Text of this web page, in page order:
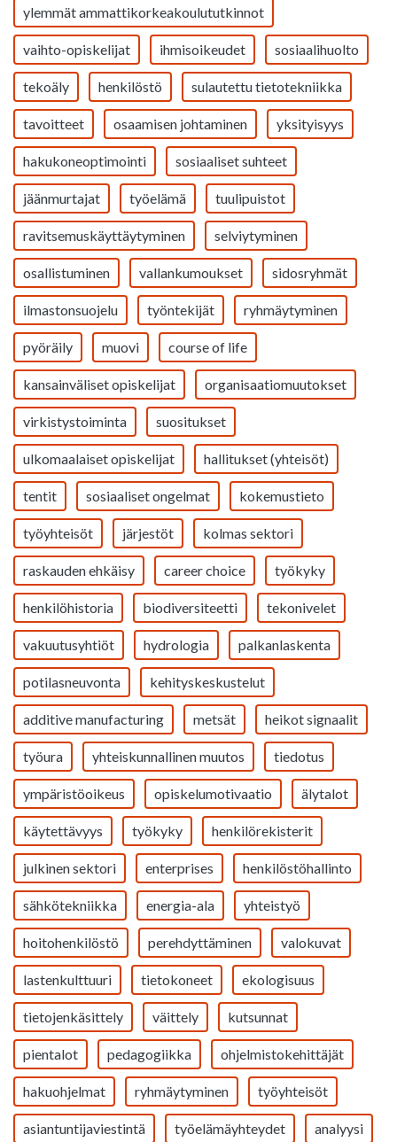
ylemmät ammattikorkeakoulututkinnot
vaihto-opiskelijat ihmisoikeudet sosiaalihuolto
tekoäly henkilöstö sulautettu tietotekniikka
tavoitteet osaamisen johtaminen yksityisyys
hakukoneoptimointi sosiaaliset suhteet
jäänmurtajat työelämä tuulipuistot
ravitsemuskäyttäytyminen selviytyminen
osallistuminen vallankumoukset sidosryhmät
ilmastonsuojelu työntekijät ryhmäytyminen
pyöräily muovi course of life
kansainväliset opiskelijat organisaatiomuutokset
virkistystoiminta suositukset
ulkomaalaiset opiskelijat hallitukset (yhteisöt)
tentit sosiaaliset ongelmat kokemustieto
työyhteisöt järjestöt kolmas sektori
raskauden ehkäisy career choice työkyky
henkilöhistoria biodiversiteetti tekonivelet
vakuutusyhtiöt hydrologia palkanlaskenta
potilasneuvonta kehityskeskustelut
additive manufacturing metsät heikot signaalit
työura yhteiskunnallinen muutos tiedotus
ympäristöoikeus opiskelumotivaatio älytalot
käytettävyys työkyky henkilörekisterit
julkinen sektori enterprises henkilöstöhallinto
sähkötekniikka energia-ala yhteistyö
hoitohenkilöstö perehdyttäminen valokuvat
lastenkulttuuri tietokoneet ekologisuus
tietojenkäsittely väittely kutsunnat
pientalot pedagogiikka ohjelmistokehittäjät
hakuohjelmat ryhmäytyminen työyhteisöt
asiantuntijaviestintä työelämäyhteydet analyysi